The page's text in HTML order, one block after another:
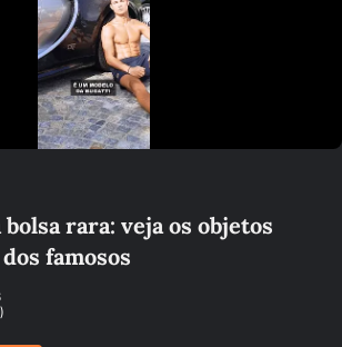
foi possível reproduzir o vídeo
Tentar novamente
rara: veja os objetos
famosos